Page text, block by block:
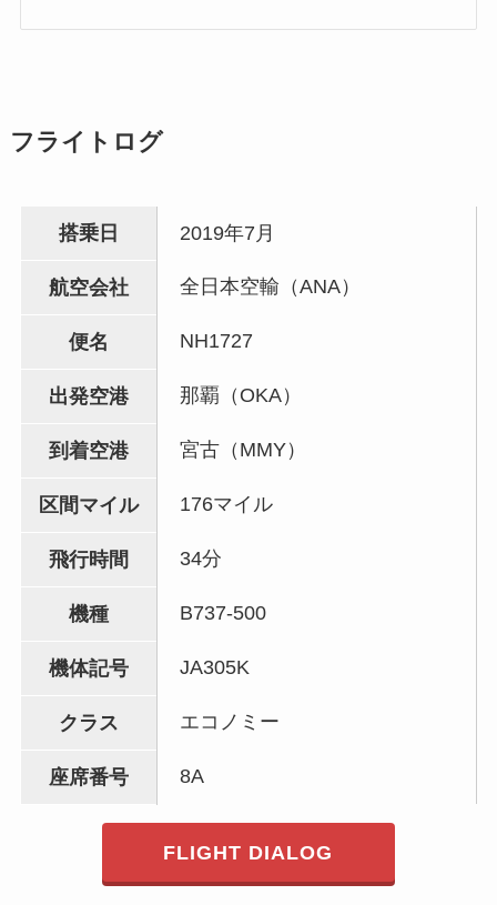
フライトログ
搭乗日 2019年7月
航空会社 全日本空輸（ANA）
便名 NH1727
出発空港 那覇（OKA）
到着空港 宮古（MMY）
区間マイル 176マイル
飛行時間 34分
機種 B737-500
機体記号 JA305K
クラス エコノミー
座席番号 8A
FLIGHT DIALOG